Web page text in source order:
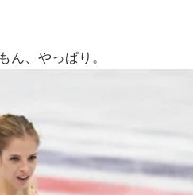
ん、やっぱり。